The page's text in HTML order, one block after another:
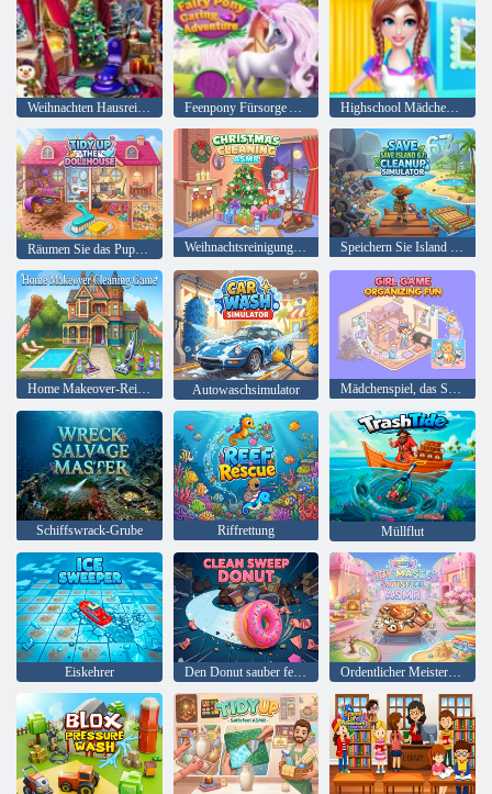
Weihnachten Hausreinigung Feenpony Fürsorge Abenteuer Highschool Mädchen Hausreinigung
Weihnachtsreinigung ASMR Speichern Sie Island 67: Aufräumsimulator
Home Makeover-Reinigungsspiel Autowaschsimulator Mädchenspiel, das Spaß organisiert
Schiffswrack-Grube Riffrettung Müllflut
Eiskehrer Den Donut sauber fegen